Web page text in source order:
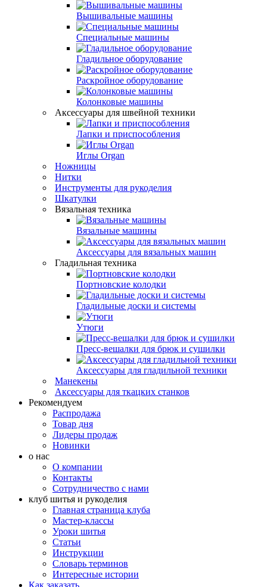
Вышивальные машины
Специальные машины
Гладильное оборудование
Раскройное оборудование
Колонковые машины
Аксессуары для швейной техники
Лапки и приспособления
Иглы Organ
Ножницы
Нитки
Инструменты для рукоделия
Шкатулки
Вязальная техника
Вязальные машины
Аксессуары для вязальных машин
Гладильная техника
Портновские колодки
Гладильные доски и системы
Утюги
Пресс-вешалки для брюк и сушилки
Аксессуары для гладильной техники
Манекены
Аксессуары для ткацких станков
Рекомендуем
Распродажа
Товар дня
Лидеры продаж
Новинки
о нас
О компании
Контакты
Сотрудничество с нами
клуб шитья и рукоделия
Главная страница клуба
Мастер-классы
Уроки шитья
Статьи
Инструкции
Словарь терминов
Интересные истории
Как заказать